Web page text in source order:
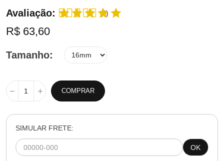
Avaliação:
(2)
R$ 63,60
Tamanho
COMPRAR
SIMULAR FRETE:
OK